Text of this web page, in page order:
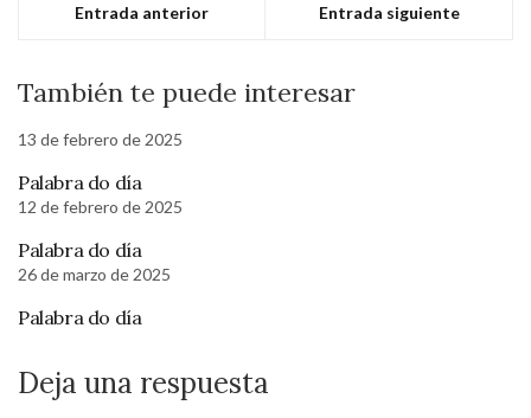
Entrada anterior Entrada siguiente
También te puede interesar
13 de febrero de 2025
Palabra do día
12 de febrero de 2025
Palabra do día
26 de marzo de 2025
Palabra do día
Deja una respuesta